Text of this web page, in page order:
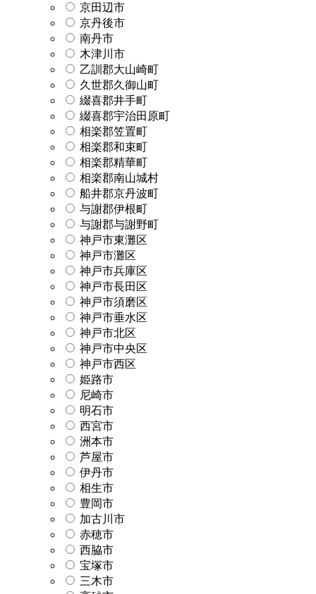
京田辺市
京丹後市
南丹市
木津川市
乙訓郡大山崎町
久世郡久御山町
綴喜郡井手町
綴喜郡宇治田原町
相楽郡笠置町
相楽郡和束町
相楽郡精華町
相楽郡南山城村
船井郡京丹波町
与謝郡伊根町
与謝郡与謝野町
神戸市東灘区
神戸市灘区
神戸市兵庫区
神戸市長田区
神戸市須磨区
神戸市垂水区
神戸市北区
神戸市中央区
神戸市西区
姫路市
尼崎市
明石市
西宮市
洲本市
芦屋市
伊丹市
相生市
豊岡市
加古川市
赤穂市
西脇市
宝塚市
三木市